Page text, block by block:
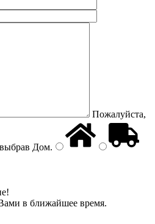
Пожалуйста,
Дом.
в ближайшее время.